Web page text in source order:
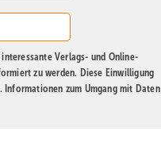
Verlags- und Online-
zu werden. Diese Einwilligung
zum Umgang mit Daten